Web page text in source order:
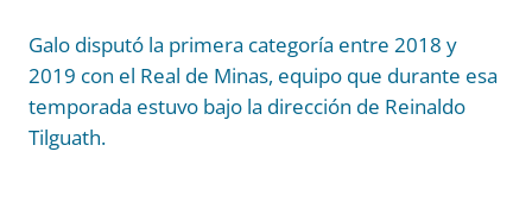
Galo disputó la primera categoría entre 2018 y
2019 con el Real de Minas, equipo que durante esa
temporada estuvo bajo la dirección de Reinaldo
Tilguath.